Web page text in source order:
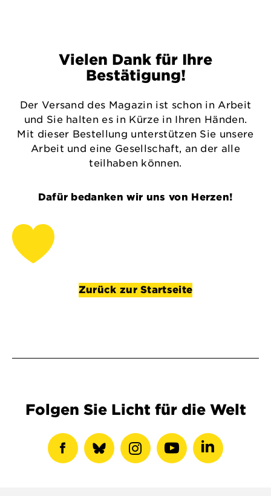
Vielen Dank für Ihre
Bestätigung!
Der Versand des Magazin ist schon in Arbeit
und Sie halten es in Kürze in Ihren Händen.
Mit dieser Bestellung unterstützen Sie unsere
Arbeit und eine Gesellschaft, an der alle
teilhaben können.
Dafür bedanken wir uns von Herzen!
Zurück zur Startseite
Folgen Sie Licht für die Welt
Facebook-
show Instagram-Youtube-LinkedIN-